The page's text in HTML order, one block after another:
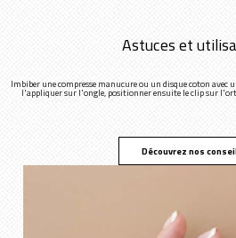
Astuces et
Imbiber une compresse manucure ou un disque coton avec
l'appliquer sur l'ongle, positionner ensuite le clip sur
Découvrez nos